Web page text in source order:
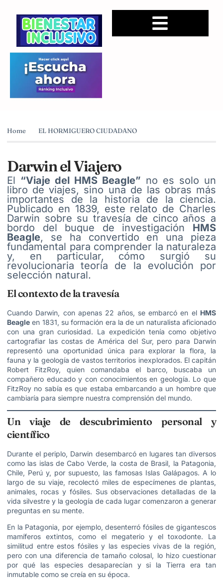
Home EL HORMIGUERO CIUDADANO
Darwin el Viajero
El “Viaje del HMS Beagle” no es solo un
libro de viajes, sino una de las obras más
importantes de la historia de la ciencia.
Publicado en 1839, este relato de Charles
Darwin sobre su travesía de cinco años a
bordo del buque de investigación HMS
Beagle, se ha convertido en una pieza
fundamental para comprender la naturaleza
y, en particular, cómo surgió su
revolucionaria teoría de la evolución por
selección natural.
El contexto de la travesía
Cuando Darwin, con apenas 22 años, se embarcó en el HMS
Beagle en 1831, su formación era la de un naturalista aficionado
con una gran curiosidad. La expedición tenía como objetivo
cartografiar las costas de América del Sur, pero para Darwin
representó una oportunidad única para explorar la flora, la
fauna y la geología de vastos territorios inexplorados. El capitán
Robert FitzRoy, quien comandaba el barco, buscaba un
compañero educado y con conocimientos en geología. Lo que
FitzRoy no sabía es que estaba embarcando a un hombre que
cambiaría para siempre nuestra comprensión del mundo.
Un viaje de descubrimiento personal y
científico
Durante el periplo, Darwin desembarcó en lugares tan diversos
como las islas de Cabo Verde, la costa de Brasil, la Patagonia,
Chile, Perú y, por supuesto, las famosas Islas Galápagos. A lo
largo de su viaje, recolectó miles de especímenes de plantas,
animales, rocas y fósiles. Sus observaciones detalladas de la
vida silvestre y la geología de cada lugar comenzaron a generar
preguntas en su mente.
En la Patagonia, por ejemplo, desenterró fósiles de gigantescos
mamíferos extintos, como el megaterio y el toxodonte. La
similitud entre estos fósiles y las especies vivas de la región,
pero con una diferencia de tamaño colosal, lo hizo cuestionar
por qué las especies desaparecían y si la Tierra era tan
inmutable como se creía en su época.